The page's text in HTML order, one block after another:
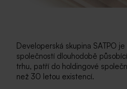
Developerská skupina SATPO
společností dlouhodobě
trhu, patří do holdingové
než 30 letou existencí.